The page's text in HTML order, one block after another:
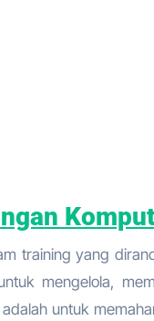
training yang
mengelola,
untuk